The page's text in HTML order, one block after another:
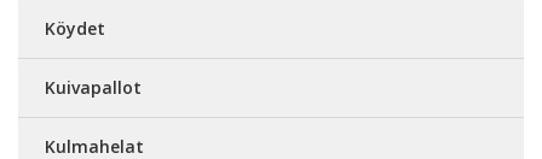
Köydet
Kuivapallot
Kulmahelat